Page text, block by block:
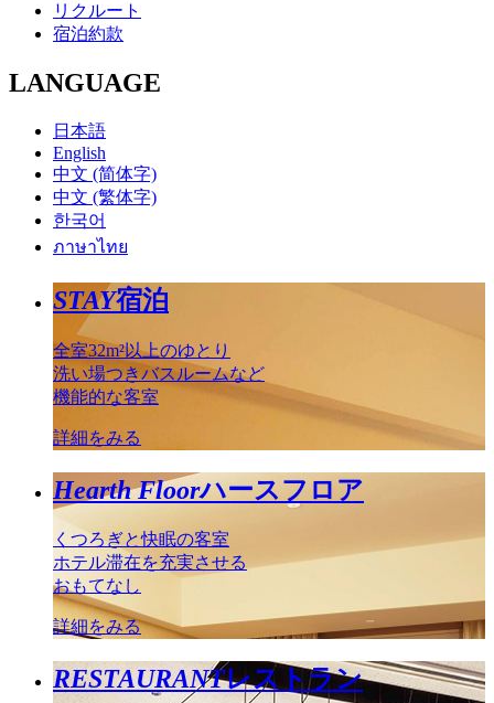
リクルート
宿泊約款
LANGUAGE
日本語
English
中文 (简体字)
中文 (繁体字)
한국어
ภาษาไทย
STAY宿泊
全室32m²以上のゆとり
洗い場つきバスルームなど
機能的な客室
詳細をみる
Hearth Floorハースフロア
くつろぎと快眠の客室
ホテル滞在を充実させる
おもてなし
詳細をみる
RESTAURANTレストラン